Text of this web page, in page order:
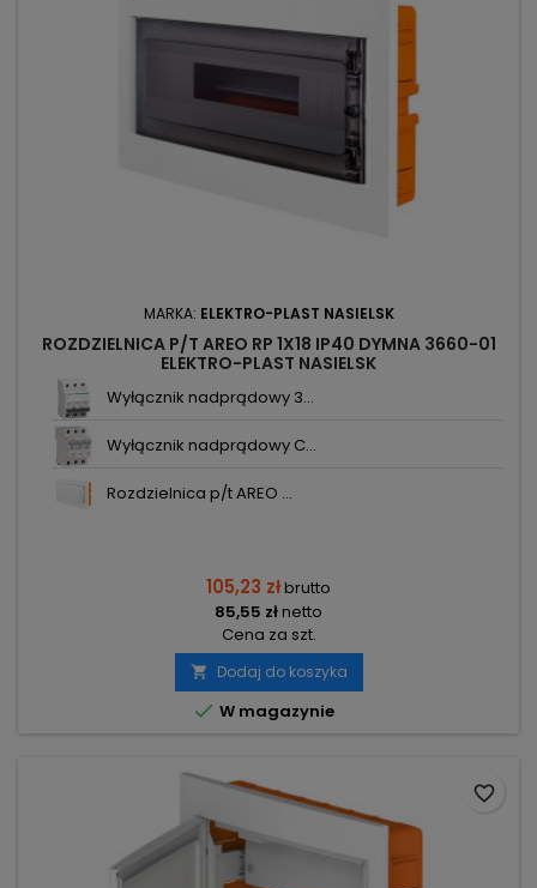
MARKA: ELEKTRO-PLAST NASIELSK
ROZDZIELNICA P/T AREO RP 1X18 IP40 DYMNA 3660-01
ELEKTRO-PLAST NASIELSK
Wyłącznik nadprądowy 3...
Wyłącznik nadprądowy C...
Rozdzielnica p/t AREO ...
105,23 złbrutto
85,55 złnetto
Cena za szt.
 Dodaj do koszyka
 W magazynie
favorite_border